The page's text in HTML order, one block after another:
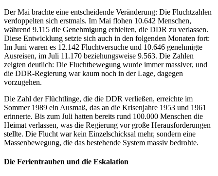
Der Mai brachte eine entscheidende Veränderung: Die Fluchtzahlen
verdoppelten sich erstmals. Im Mai flohen 10.642 Menschen,
während 9.115 die Genehmigung erhielten, die DDR zu verlassen.
Diese Entwicklung setzte sich auch in den folgenden Monaten fort:
Im Juni waren es 12.142 Fluchtversuche und 10.646 genehmigte
Ausreisen, im Juli 11.170 beziehungsweise 9.563. Die Zahlen
zeigten deutlich: Die Fluchtbewegung wurde immer massiver, und
die DDR-Regierung war kaum noch in der Lage, dagegen
vorzugehen.
Die Zahl der Flüchtlinge, die die DDR verließen, erreichte im
Sommer 1989 ein Ausmaß, das an die Krisenjahre 1953 und 1961
erinnerte. Bis zum Juli hatten bereits rund 100.000 Menschen die
Heimat verlassen, was die Regierung vor große Herausforderungen
stellte. Die Flucht war kein Einzelschicksal mehr, sondern eine
Massenbewegung, die das bestehende System massiv bedrohte.
Die Ferientrauben und die Eskalation